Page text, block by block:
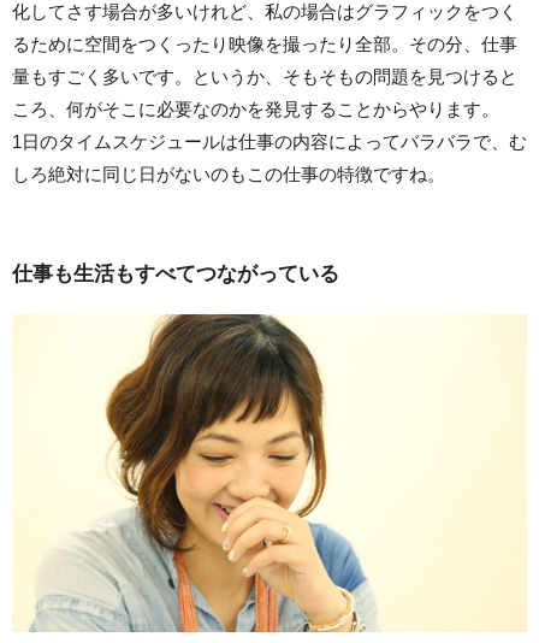
化してさす場合が多いけれど、私の場合はグラフィックをつく
るために空間をつくったり映像を撮ったり全部。その分、仕事
量もすごく多いです。というか、そもそもの問題を見つけると
ころ、何がそこに必要なのかを発見することからやります。
1日のタイムスケジュールは仕事の内容によってバラバラで、む
しろ絶対に同じ日がないのもこの仕事の特徴ですね。
仕事も生活もすべてつながっている